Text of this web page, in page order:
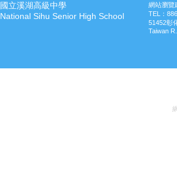
國立溪湖高級中學
National Sihu Senior High School
網站瀏覽
TEL：
51452彰
Taiwan